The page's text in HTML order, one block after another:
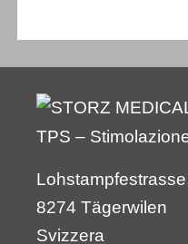
TPS –
8274 Tägerwilen
Svizzera